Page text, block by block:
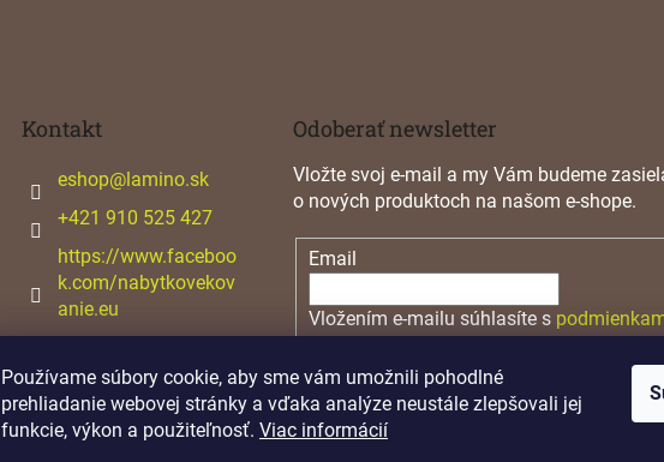
Používame súbory cookie, aby sme vám umožnili pohodlné
prehliadanie webovej stránky a vďaka analýze neustále zlepšovali jej
funkcie, výkon a použiteľnosť. Viac informácií
y
v
ý
p
s
u
Kontakt
eshop@ lamino.sk
+421 910 525 427
https://www.faceboo
k.com/nabytkovekov
anie.eu
Odoberať newsletter
Vložte svoj e-mail a my Vám budeme
o nových produktoch na našom e-shope.
Email
Vložením e-mailu súhlasíte s
PRIHLÁSIŤ SA